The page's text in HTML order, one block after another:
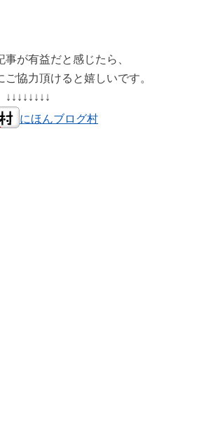
が有益だと感じたら、
協力頂けると嬉しいです。
↓↓↓↓↓↓↓↓
にほんブログ村